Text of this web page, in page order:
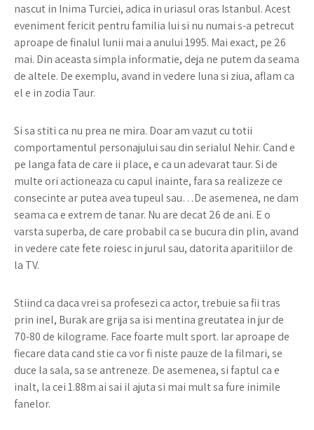
nascut in Inima Turciei, adica in uriasul oras Istanbul. Acest
eveniment fericit pentru familia lui si nu numai s-a petrecut
aproape de finalul lunii mai a anului 1995. Mai exact, pe 26
mai. Din aceasta simpla informatie, deja ne putem da seama
de altele. De exemplu, avand in vedere luna si ziua, aflam ca
el e in zodia Taur.
Si sa stiti ca nu prea ne mira. Doar am vazut cu totii
comportamentul personajului sau din serialul Nehir. Cand e
pe langa fata de care ii place, e ca un adevarat taur. Si de
multe ori actioneaza cu capul inainte, fara sa realizeze ce
consecinte ar putea avea tupeul sau…De asemenea, ne dam
seama ca e extrem de tanar. Nu are decat 26 de ani. E o
varsta superba, de care probabil ca se bucura din plin, avand
in vedere cate fete roiesc in jurul sau, datorita aparitiilor de
la TV.
Stiind ca daca vrei sa profesezi ca actor, trebuie sa fii tras
prin inel, Burak are grija sa isi mentina greutatea in jur de
70-80 de kilograme. Face foarte mult sport. Iar aproape de
fiecare data cand stie ca vor fi niste pauze de la filmari, se
duce la sala, sa se antreneze. De asemenea, si faptul ca e
inalt, la cei 1.88m ai sai il ajuta si mai mult sa fure inimile
fanelor.